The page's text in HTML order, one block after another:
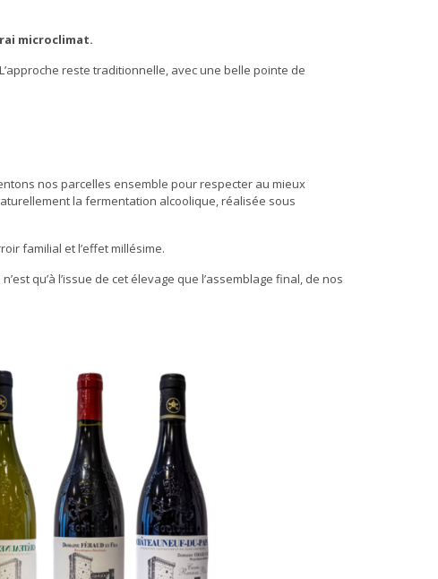
microclimat.
reste traditionnelle, avec une belle pointe de
nos parcelles ensemble pour respecter au mieux
la fermentation alcoolique, réalisée sous
familial et l’effet millésime.
qu’à l’issue de cet élevage que l’assemblage final, de nos